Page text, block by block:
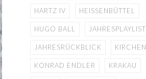
HARTZ IV HEISSENBÜTTEL
HUGO BALL JAHRESPLAYLIST
JAHRESRÜCKBLICK KIRCHEN
KONRAD ENDLER KRAKAU